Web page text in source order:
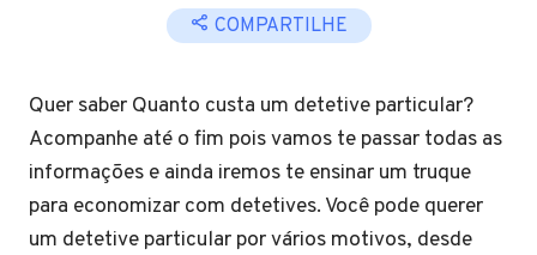
COMPARTILHE
Quer saber Quanto custa um detetive particular?
Acompanhe até o fim pois vamos te passar todas as
informações e ainda iremos te ensinar um truque
para economizar com detetives. Você pode querer
um detetive particular por vários motivos, desde